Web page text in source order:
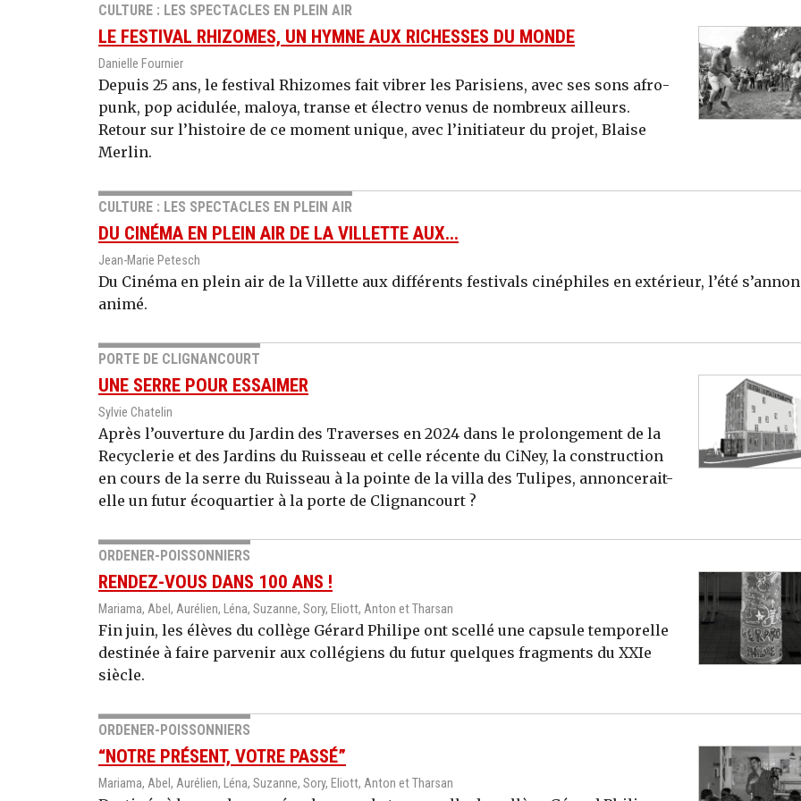
CULTURE : LES SPECTACLES EN PLEIN AIR
LE FESTIVAL RHIZOMES, UN HYMNE AUX RICHESSES DU MONDE
Danielle Fournier
Depuis 25 ans, le festival Rhizomes fait vibrer les Parisiens, avec ses sons afro-
punk, pop acidulée, maloya, transe et électro venus de nombreux ailleurs.
Retour sur l’histoire de ce moment unique, avec l’initiateur du projet, Blaise
Merlin.
CULTURE : LES SPECTACLES EN PLEIN AIR
DU CINÉMA EN PLEIN AIR DE LA VILLETTE AUX...
Jean-Marie Petesch
Du Cinéma en plein air de la Villette aux différents festivals cinéphiles en extérieur, l’été
animé.
PORTE DE CLIGNANCOURT
UNE SERRE POUR ESSAIMER
Sylvie Chatelin
Après l’ouverture du Jardin des Traverses en 2024 dans le prolongement de la
Recyclerie et des Jardins du Ruisseau et celle récente du CiNey, la construction
en cours de la serre du Ruisseau à la pointe de la villa des Tulipes, annoncerait-
elle un futur écoquartier à la porte de Clignancourt ?
ORDENER-POISSONNIERS
RENDEZ-VOUS DANS 100 ANS !
Mariama, Abel, Aurélien, Léna, Suzanne, Sory, Eliott, Anton et Tharsan
Fin juin, les élèves du collège Gérard Philipe ont scellé une capsule temporelle
destinée à faire parvenir aux collégiens du futur quelques fragments du XXIe
siècle.
ORDENER-POISSONNIERS
“NOTRE PRÉSENT, VOTRE PASSÉ”
Mariama, Abel, Aurélien, Léna, Suzanne, Sory, Eliott, Anton et Tharsan